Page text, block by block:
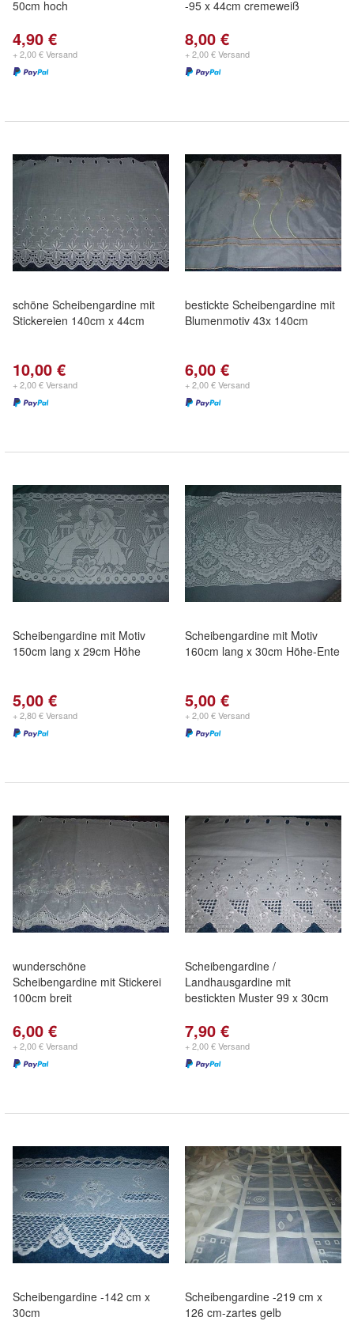
50cm hoch
4,90 €
+ 2,00 € Versand
-95 x 44cm cremeweiß
8,00 €
+ 2,00 € Versand
schöne Scheibengardine mit
Stickereien 140cm x 44cm
10,00 €
+ 2,00 € Versand
bestickte Scheibengardine mit
Blumenmotiv 43x 140cm
6,00 €
+ 2,00 € Versand
Scheibengardine mit Motiv
150cm lang x 29cm Höhe
5,00 €
+ 2,80 € Versand
Scheibengardine mit Motiv
160cm lang x 30cm Höhe-Ente
5,00 €
+ 2,00 € Versand
wunderschöne
Scheibengardine mit Stickerei
100cm breit
6,00 €
+ 2,00 € Versand
Scheibengardine /
Landhausgardine mit
bestickten Muster 99 x 30cm
7,90 €
+ 2,00 € Versand
Scheibengardine -142 cm x
30cm
Scheibengardine -219 cm x
126 cm-zartes gelb